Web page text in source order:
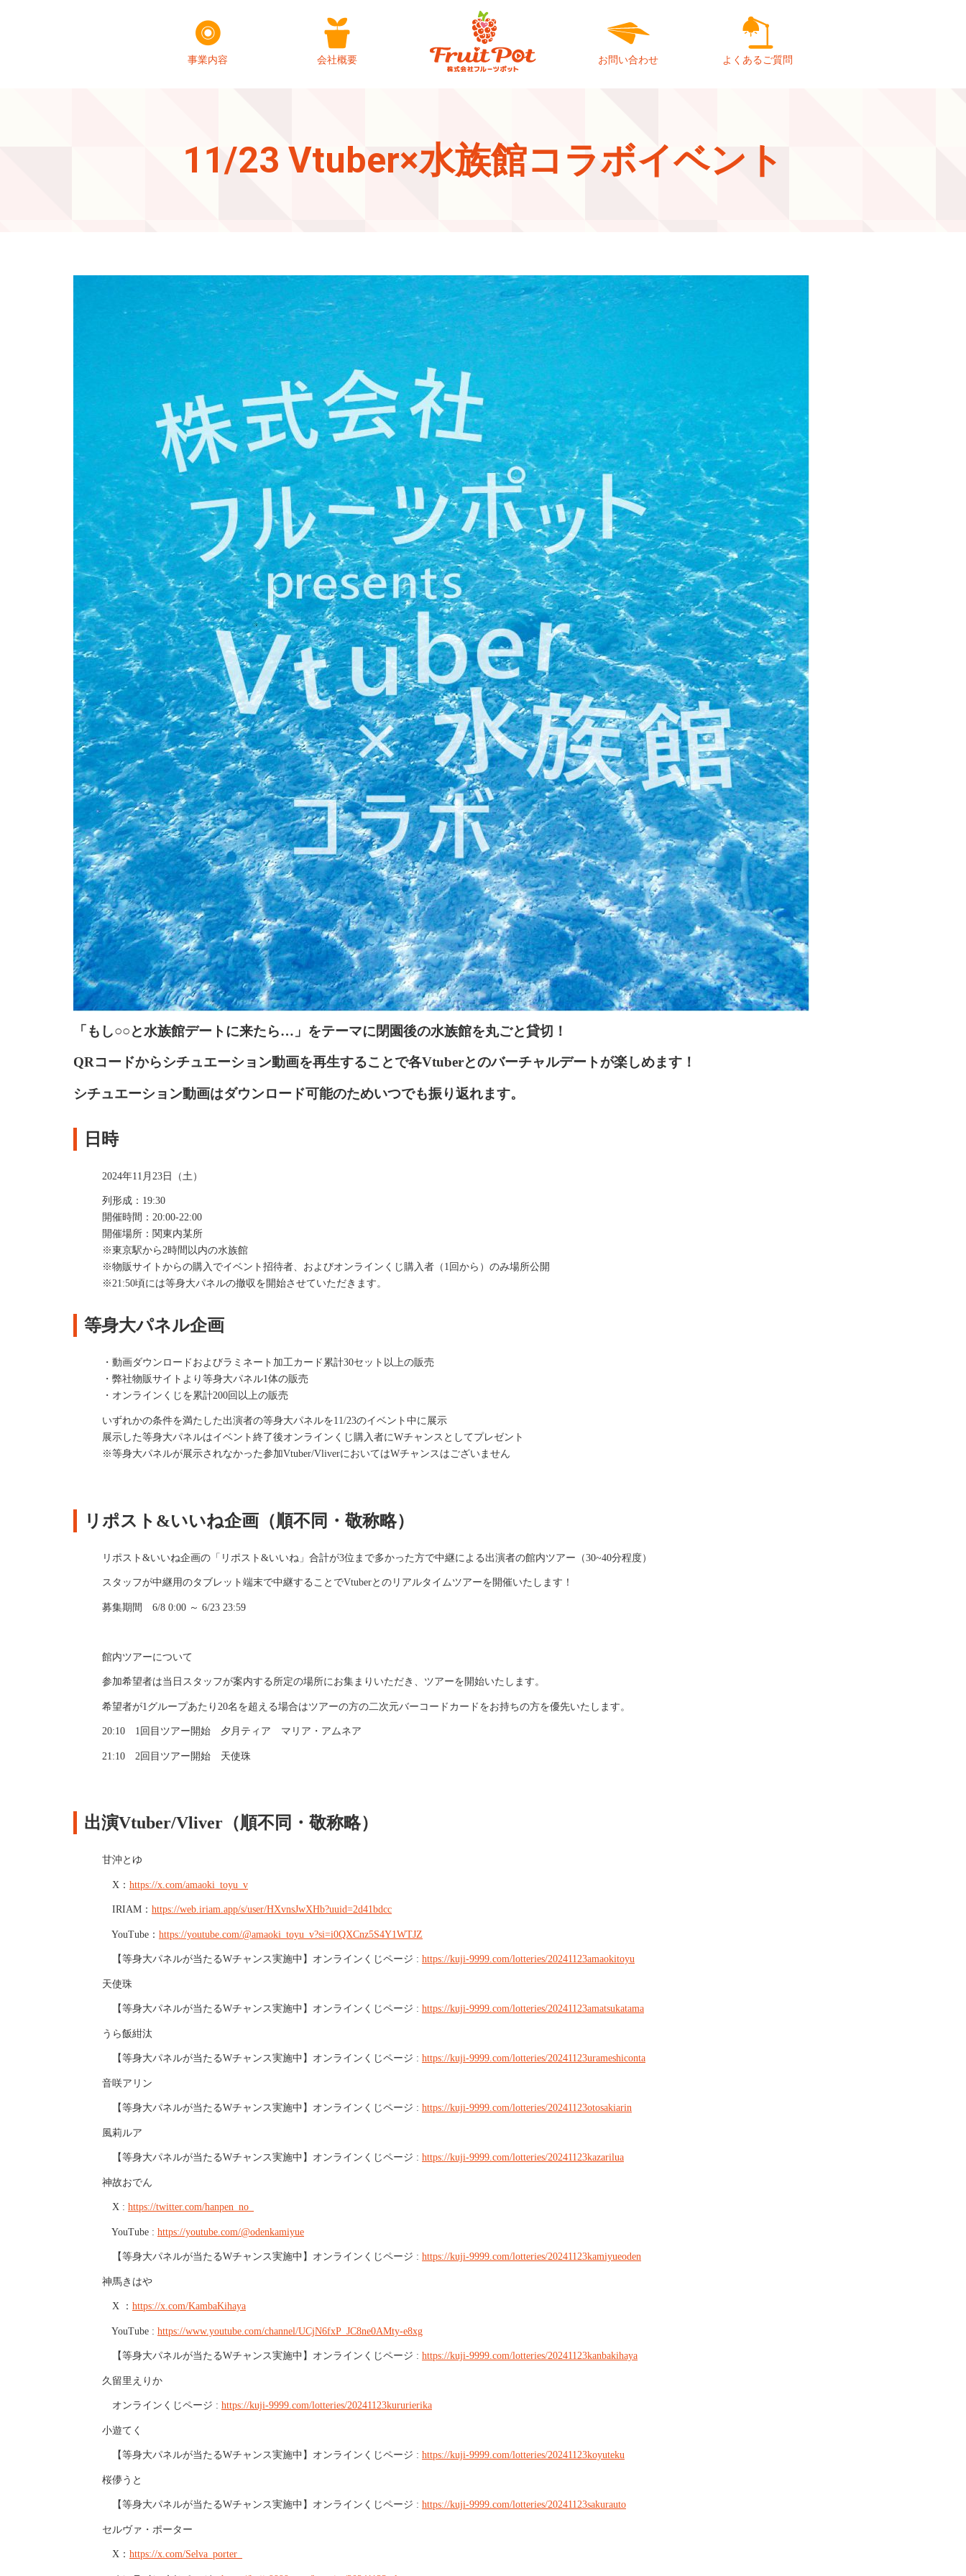
事業内容 会社概要 お問い合わせ よくあるご質問
11/23 Vtuber×水族館コラボイベント
「もし○○と水族館デートに来たら…」をテーマに閉園後の水族館を丸ごと貸切！
QRコードからシチュエーション動画を再生することで各Vtuberとのバーチャルデートが楽しめます！
シチュエーション動画はダウンロード可能のためいつでも振り返れます。
日時
2024年11月23日（土）
列形成：19:30
開催時間：20:00-22:00
開催場所：関東内某所
※東京駅から2時間以内の水族館
※物販サイトからの購入でイベント招待者、およびオンラインくじ購入者（1回から）のみ場所公開
※21:50頃には等身大パネルの撤収を開始させていただきます。
等身大パネル企画
・動画ダウンロードおよびラミネート加工カード累計30セット以上の販売
・弊社物販サイトより等身大パネル1体の販売
・オンラインくじを累計200回以上の販売
いずれかの条件を満たした出演者の等身大パネルを11/23のイベント中に展示
展示した等身大パネルはイベント終了後オンラインくじ購入者にWチャンスとしてプレゼント
※等身大パネルが展示されなかった参加Vtuber/VliverにおいてはWチャンスはございません
リポスト&いいね企画（順不同・敬称略）
リポスト&いいね企画の「リポスト&いいね」合計が3位まで多かった方で中継による出演者の館内ツアー（30~40分程度）
スタッフが中継用のタブレット端末で中継することでVtuberとのリアルタイムツアーを開催いたします！
募集期間 6/8 0:00 ～ 6/23 23:59
館内ツアーについて
参加希望者は当日スタッフが案内する所定の場所にお集まりいただき、ツアーを開始いたします。
希望者が1グループあたり20名を超える場合はツアーの方の二次元バーコードカードをお持ちの方を優先いたします。
20:10 1回目ツアー開始 夕月ティア マリア・アムネア
21:10 2回目ツアー開始 天使珠
出演Vtuber/Vliver（順不同・敬称略）
甘沖とゆ
X： https://x.com/amaoki_toyu_v
IRIAM： https://web.iriam.app/s/user/HXvnsJwXHb?uuid=2d41bdcc
YouTube： https://youtube.com/@amaoki_toyu_v?si=i0QXCnz5S4Y1WTJZ
【等身大パネルが当たるWチャンス実施中】オンラインくじページ : https://kuji-9999.com/lotteries/20241123amaokitoyu
天使珠
【等身大パネルが当たるWチャンス実施中】 オンラインくじページ : https://kuji-9999.com/lotteries/20241123amatsukatama
うら飯紺汰
【等身大パネルが当たるWチャンス実施中】オンラインくじページ : https://kuji-9999.com/lotteries/20241123urameshiconta
音咲アリン
【等身大パネルが当たるWチャンス実施中】オンラインくじページ : https://kuji-9999.com/lotteries/20241123otosakiarin
風莉ルア
【等身大パネルが当たるWチャンス実施中】オンラインくじページ : https://kuji-9999.com/lotteries/20241123kazarilua
神故おでん
X : https://twitter.com/hanpen_no_
YouTube : https://youtube.com/@odenkamiyue
【等身大パネルが当たるWチャンス実施中】オンラインくじページ : https://kuji-9999.com/lotteries/20241123kamiyueoden
神馬きはや
X ： https://x.com/KambaKihaya
YouTube : https://www.youtube.com/channel/UCjN6fxP_JC8ne0AMty-e8xg
【等身大パネルが当たるWチャンス実施中】オンラインくじページ : https://kuji-9999.com/lotteries/20241123kanbakihaya
久留里えりか
オンラインくじページ : https://kuji-9999.com/lotteries/20241123kururierika
小遊てく
【等身大パネルが当たるWチャンス実施中】オンラインくじページ : https://kuji-9999.com/lotteries/20241123koyuteku
桜儚うと
【等身大パネルが当たるWチャンス実施中】オンラインくじページ : https://kuji-9999.com/lotteries/20241123sakurauto
セルヴァ・ポーター
X： https://x.com/Selva_porter_